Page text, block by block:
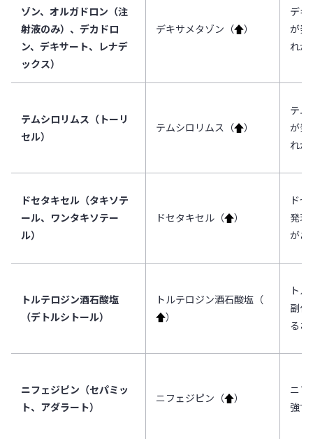
ゾン、オルガドロン（注
射液のみ）、デカドロ
ン、デキサート、レナデ
ックス）
デキサメタゾン（↑）
デキ
が発
れが
テムシロリムス（トーリ
セル）
テムシロリムス（↑）
テム
が発
れが
ドセタキセル（タキソテ
ール、ワンタキソテー
ル）
ドセタキセル（↑）
ド
発現
があ
トルテロジン酒石酸塩
（デトルシトール）
トルテロジン酒石酸塩（
↑）
ト
副作
るお
ニフェジピン（セパミッ
ト、アダラート）
ニフェジピン（↑）
ニフ
強す